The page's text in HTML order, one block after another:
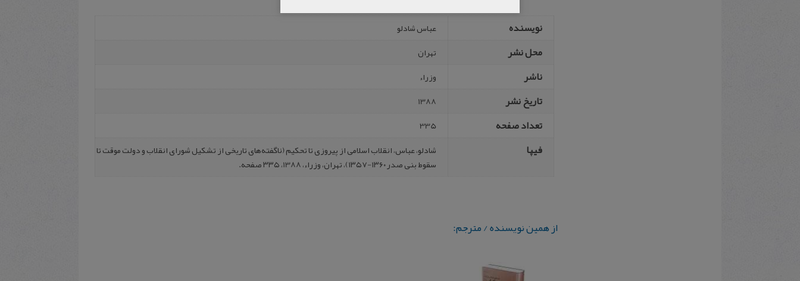
نویسنده عباس شادلو
محل نشر تهران
ناشر وزراء
تاریخ نشر 1388
تعداد صفحه 335
فیپا
شادلو، عباس‌، انقلاب‌ اسلامی‌ از پیروزی‌ تا تحکیم‌ (ناگفته‌های‌ تاریخی‌ از تشکیل‌ شورای‌ انقلاب‌ و دولت‌ موقت‌ تا
سقوط بنی‌ صدر ۱۳۶۰-۱۳۵۷)، تهران، وزراء، 1388، ۳۳۵ صفحه.
از همین نویسنده / مترجم: